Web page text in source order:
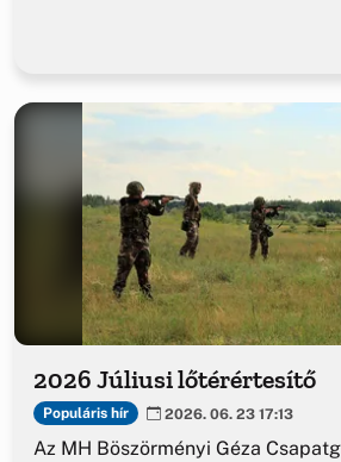
2026 Júliusi lőtérértesítő
Populáris hír 2026. 06. 23 17:13
Az MH Böszörményi Géza